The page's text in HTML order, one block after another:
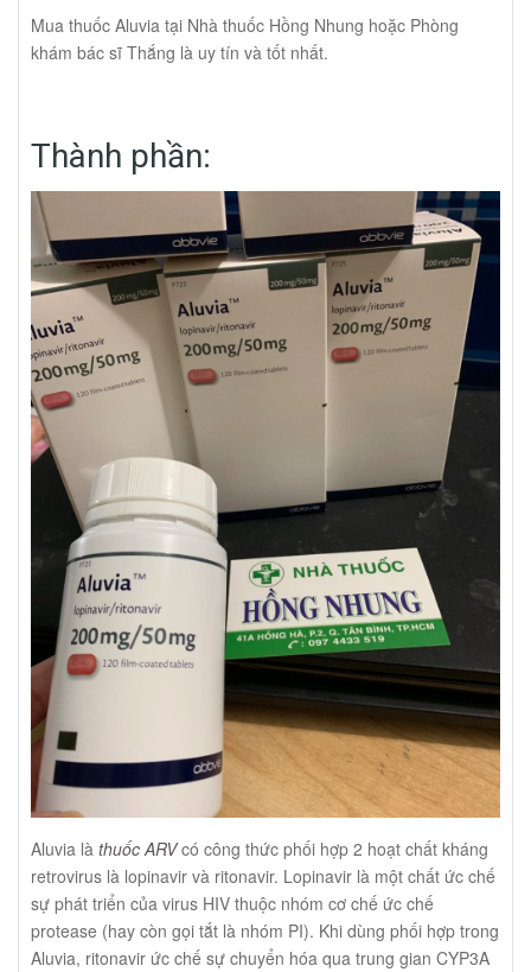
Mua thuốc Aluvia tại Nhà thuốc Hồng Nhung hoặc Phòng
khám bác sĩ Thắng là uy tín và tốt nhất.
Thành phần:
Aluvia là thuốc ARVcó công thức phối hợp 2 hoạt chất kháng
retrovirus là lopinavir và ritonavir. Lopinavir là một chất ức chế
sự phát triển của virus HIV thuộc nhóm cơ chế ức chế
protease (hay còn gọi tắt là nhóm PI). Khi dùng phối hợp trong
Aluvia, ritonavir ức chế sự chuyển hóa qua trung gian CYP3A